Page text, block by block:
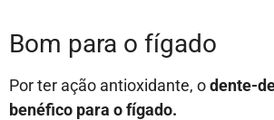
Bom para o fígado
Por ter ação antioxidante, odente-
benéfico para o fígado.